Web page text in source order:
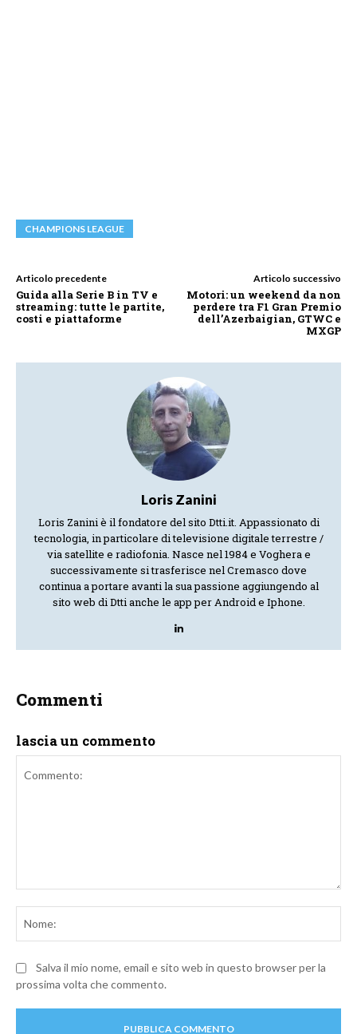
CHAMPIONS LEAGUE
Articolo precedente
Guida alla Serie B in TV e
streaming: tutte le partite,
costi e piattaforme
Articolo successivo
Motori: un weekend da non
perdere tra F1 Gran Premio
dell’Azerbaigian, GTWC e
MXGP
Loris Zanini
Loris Zanini è il fondatore del sito Dtti.it. Appassionato di
tecnologia, in particolare di televisione digitale terrestre /
via satellite e radiofonia. Nasce nel 1984 e Voghera e
successivamente si trasferisce nel Cremasco dove
continua a portare avanti la sua passione aggiungendo al
sito web di Dtti anche le app per Android e Iphone.
Commenti
lascia un commento
Salva il mio nome, email e sito web in questo browser per la
prossima volta che commento.